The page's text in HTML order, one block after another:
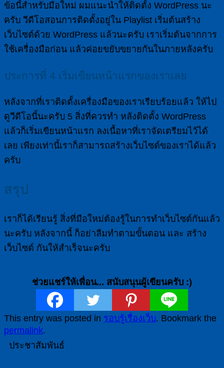
ข้อนี้สำหรับมือใหม่ ผมแนะนำให้ติดตั้ง WordPress นะ
ครับ วีดีโอสอนการติดตั้งอยู่ใน Playlist เริ่มต้นสร้าง
เว็บไซต์ด้วย WordPress แล้วนะครับ เราเริ่มต้นจากการ
ใช้เครื่องมือก่อน แล้วค่อยขยับขยายกันในภายหลังครับ
ประการที่ 4 เริ่มเขียนหน้าแรกของเราเลย
หลังจากที่เราติดตั้งเครื่องมือของเราเรียบร้อยแล้ว ให้ไป
ดูวีดีโอนี้นะครับ 5 สิ่งที่ควรทำ หลังติดตั้ง WordPress
แล้วก็เริ่มเขียนหน้าแรก ลงเนื้อหาที่เราจัดเตรียมไว้ได้
เลย เพียงเท่านี้เราก็สามารถสร้างเว็บไซต์ของเราได้แล้ว
ครับ
สรุป
เราก็ได้เรียนรู้ สิ่งที่มือใหม่ต้องรู้ในการทำเว็บไซต์กันแล้ว
นะครับ หลังจากนี้ ก็อย่าลืมทำตามขั้นตอน และ สร้าง
เว็บไซต์ กันให้สำเร็จนะครับ
ช่วยแชร์ให้เพื่อน... สนับสนุนผู้เขียนครับ :)
This entry was posted in รอบรู้เรื่องเว็บ. Bookmark the
permalink.
ประชาสัมพันธ์